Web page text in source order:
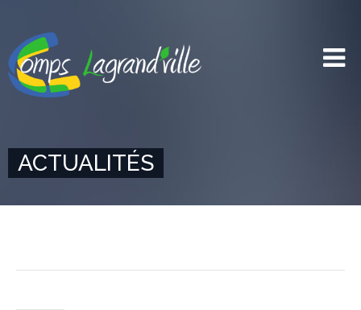
ACTUALITÉS